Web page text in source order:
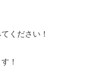
ください！
！